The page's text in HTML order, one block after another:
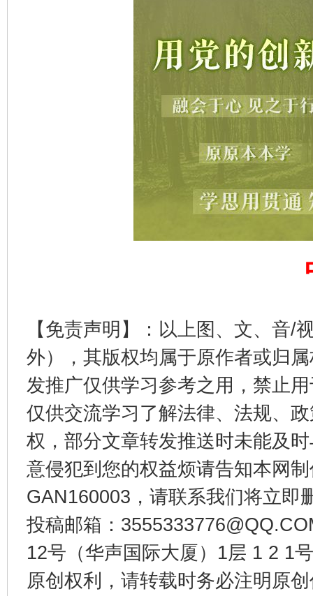
【免责声明】：以上图、文、音/
外），其版权均属于原作者或归
发推广仅供学习参考之用，禁止
仅供交流学习了解法律、法规、
权，部分文章转发推送时未能及
意侵犯到您的权益烦请告知本网
GAN160003，请联系我们将立即
投稿邮箱：
12号（华声国际大厦）1层 1 2 1
原创权利，请转载时务必注明原
揭开“小金库”的免责幌子
受贿1.44亿！段成刚被判无期 从幼
全民健身五年计划来了！等你上场